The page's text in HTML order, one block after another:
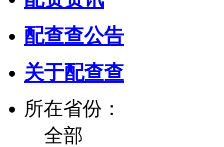
配查查公告
关于配查查
所在省份：
全部